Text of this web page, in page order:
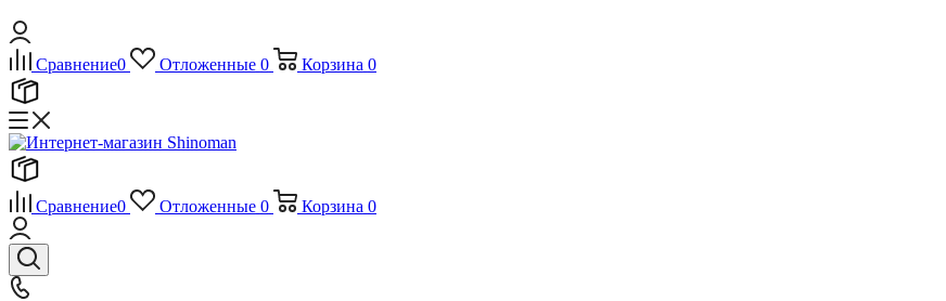
Сравнение0 Отложенные 0 Корзина 0
Сравнение0 Отложенные 0 Корзина 0